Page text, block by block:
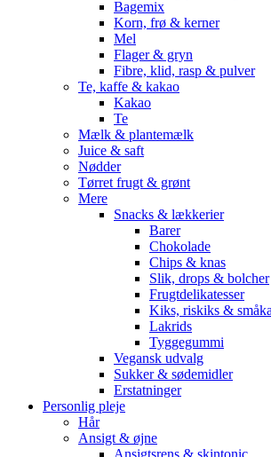
Bagemix
Korn, frø & kerner
Mel
Flager & gryn
Fibre, klid, rasp & pulver
Te, kaffe & kakao
Kakao
Te
Mælk & plantemælk
Juice & saft
Nødder
Tørret frugt & grønt
Mere
Snacks & lækkerier
Barer
Chokolade
Chips & knas
Slik, drops & bolcher
Frugtdelikatesser
Kiks, riskiks &
Lakrids
Tyggegummi
Vegansk udvalg
Sukker & sødemidler
Erstatninger
Personlig pleje
Hår
Ansigt & øjne
Ansigtsrens & skintonic